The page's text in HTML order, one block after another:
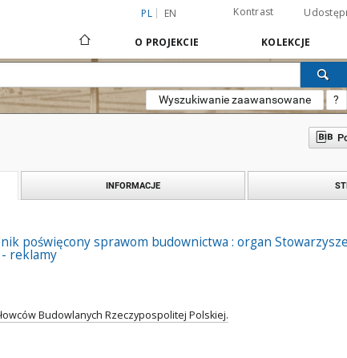
PL EN Kontrast
O PROJEKCIE KOLEKCJE
Wyszukiwanie zaawansowane ?
INFORMACJE
poświęcony sprawom budownictwa : organ
- reklamy
Budowlanych Rzeczypospolitej Polskiej.